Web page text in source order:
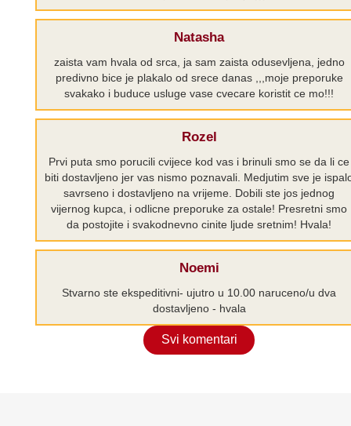
Natasha
zaista vam hvala od srca, ja sam zaista odusevljena, jedno
predivno bice je plakalo od srece danas ,,,moje preporuke
svakako i buduce usluge vase cvecare koristit ce mo!!!
Rozel
Prvi puta smo porucili cvijece kod vas i brinuli smo se da li ce
biti dostavljeno jer vas nismo poznavali. Medjutim sve je
savrseno i dostavljeno na vrijeme. Dobili ste jos jednog
vijernog kupca, i odlicne preporuke za ostale! Presretni smo
da postojite i svakodnevno cinite ljude sretnim! Hvala!
Noemi
Stvarno ste ekspeditivni- ujutro u 10.00 naruceno/u dva
dostavljeno - hvala
Svi komentari